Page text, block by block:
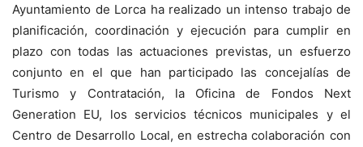
Ayuntamiento de Lorca ha realizado un intenso trabajo de
planificación, coordinación y ejecución para cumplir en
plazo con todas las actuaciones previstas, un esfuerzo
conjunto en el que han participado las concejalías de
Turismo y Contratación, la Oficina de Fondos Next
Generation EU, los servicios técnicos municipales y el
Centro de Desarrollo Local, en estrecha colaboración con